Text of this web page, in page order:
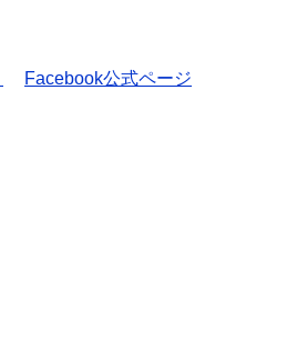
Facebook公式ページ